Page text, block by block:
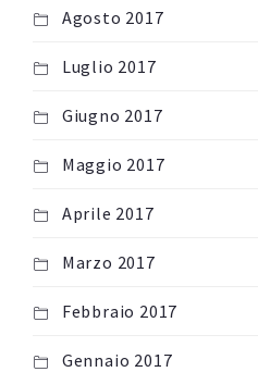
Agosto 2017
Luglio 2017
Giugno 2017
Maggio 2017
Aprile 2017
Marzo 2017
Febbraio 2017
Gennaio 2017